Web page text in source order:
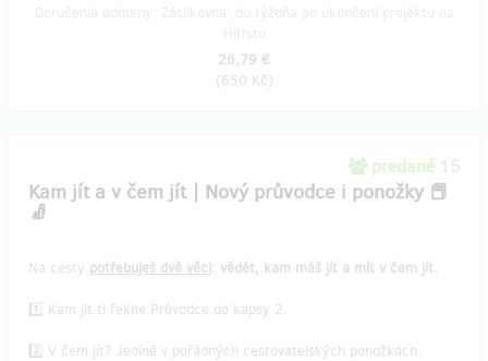
26,79 €
(650 Kč)
predané 15
Kam jít a v čem jít | Nový průvodce i ponožky 📕
🧦
Na cesty potřebuješ dvě věci: vědět, kam máš jít a mít v čem jít.
1️⃣ Kam jít ti řekne Průvodce do kapsy 2.
2️⃣ V čem jít? Jedině v pořádných cestovatelských ponožkách.